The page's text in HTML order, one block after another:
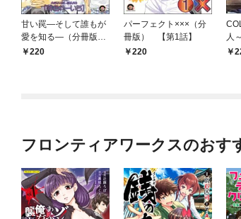
甘い罠―そして誰もが
愛を知る―（分冊版）
【第1話】
220
パーフェクト×××（分
冊版） 【第1話】
220
人
1
フロンティアワークスのおす